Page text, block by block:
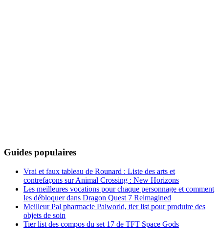
Guides populaires
Vrai et faux tableau de Rounard : Liste des arts et
contrefaçons sur Animal Crossing : New Horizons
Les meilleures vocations pour chaque personnage et comment
les débloquer dans Dragon Quest 7 Reimagined
Meilleur Pal pharmacie Palworld, tier list pour produire des
objets de soin
Tier list des compos du set 17 de TFT Space Gods